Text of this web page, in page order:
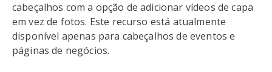
cabeçalhos com a opção de adicionar vídeos de capa
em vez de fotos. Este recurso está atualmente
disponível apenas para cabeçalhos de eventos e
páginas de negócios.